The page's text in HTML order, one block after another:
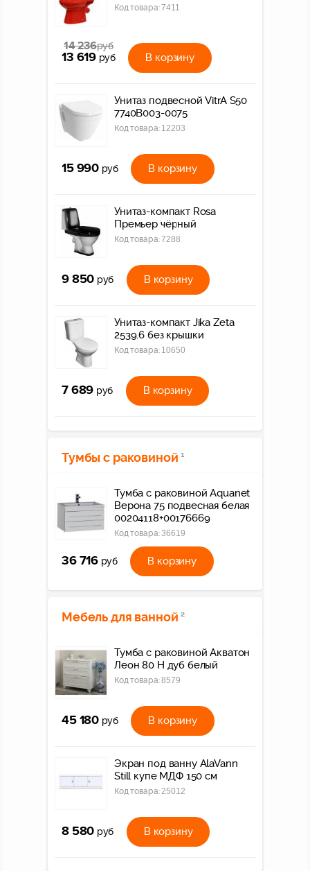
Код товара:7411
14 236руб
13 619 руб В корзину
Унитаз подвесной VitrA S50
7740B003-0075
Код товара: 12203
15 990 руб В корзину
Унитаз-компакт Rosa
Премьер чёрный
Код товара:7288
9 850 руб В корзину
Унитаз-компакт Jika Zeta
2539.6 без крышки
Код товара: 10650
7 689 руб В корзину
Тумбы с раковиной 1
Тумба с раковиной Aquanet
Верона 75 подвесная белая
00204118+00176669
Код товара:36619
36 716 руб В корзину
Мебель для ванной 2
Тумба с раковиной Акватон
Леон 80 Н дуб белый
Код товара:8579
45 180 руб В корзину
Экран под ванну AlaVann
Still купе МДФ 150 см
Код товара:25012
8 580 руб В корзину